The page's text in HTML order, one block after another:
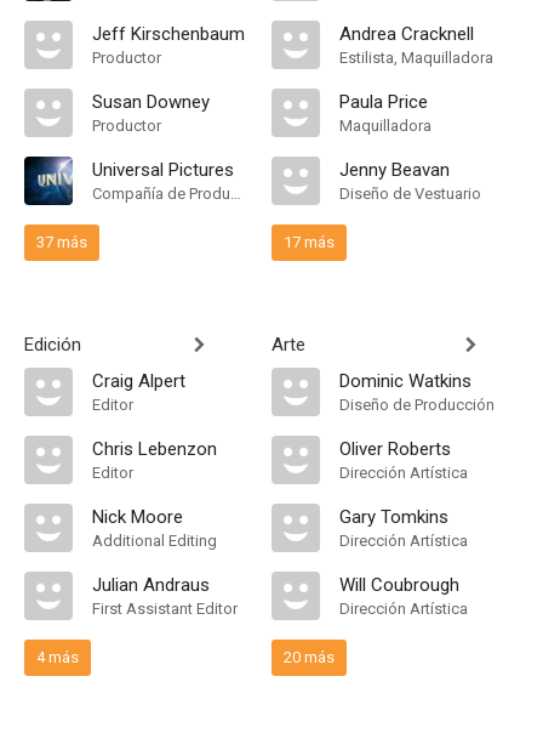
Jeff Kirschenbaum
Productor
Susan Downey
Productor
Universal Pictures
Compañía de Produccion
37 más
Edición
Craig Alpert
Editor
Chris Lebenzon
Editor
Nick Moore
Additional Editing
Julian Andraus
First Assistant Editor
4 más
Andrea Cracknell
Estilista, Maquilladora
Paula Price
Maquilladora
Jenny Beavan
Diseño de Vestuario
17 más
Arte
Dominic Watkins
Diseño de Producción
Oliver Roberts
Dirección Artística
Gary Tomkins
Dirección Artística
Will Coubrough
Dirección Artística
20 más